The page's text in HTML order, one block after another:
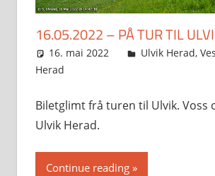
16.05.2022 – PÅ TUR TIL
16. mai 2022 Svein
Ulvik Herad,
Herad
Biletglimt frå turen til Ulvik. Voss
Ulvik Herad.
Continue reading